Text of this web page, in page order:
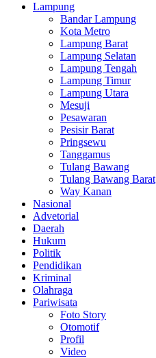
Lampung
Bandar Lampung
Kota Metro
Lampung Barat
Lampung Selatan
Lampung Tengah
Lampung Timur
Lampung Utara
Mesuji
Pesawaran
Pesisir Barat
Pringsewu
Tanggamus
Tulang Bawang
Tulang Bawang Barat
Way Kanan
Nasional
Advetorial
Daerah
Hukum
Politik
Pendidikan
Kriminal
Olahraga
Pariwisata
Foto Story
Otomotif
Profil
Video